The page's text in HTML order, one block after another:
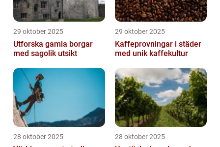
29 oktober 2025
Utforska gamla borgar
med sagolik utsikt
29 oktober 2025
Kaffeprovningar i städer
med unik kaffekultur
28 oktober 2025 28 oktober 2025